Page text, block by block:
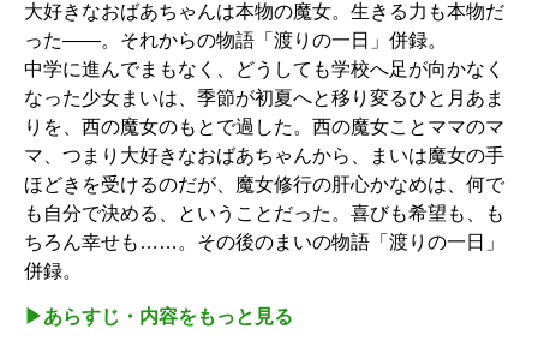
大好きなおばあちゃんは本物の魔女。生きる力も本物だ
った――。それからの物語「渡りの一日」併録。
中学に進んでまもなく、どうしても学校へ足が向かなく
なった少女まいは、季節が初夏へと移り変るひと月あま
りを、西の魔女のもとで過した。西の魔女ことママのマ
マ、つまり大好きなおばあちゃんから、まいは魔女の手
ほどきを受けるのだが、魔女修行の肝心かなめは、何で
も自分で決める、ということだった。喜びも希望も、も
ちろん幸せも……。その後のまいの物語「渡りの一日」
併録。
▶︎あらすじ・内容をもっと見る